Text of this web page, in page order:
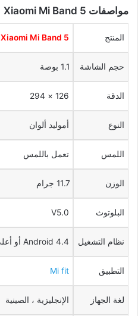
مواصفات Xiaomi Mi Band 5
المنتج Xiaomi Mi Band 5
حجم الشاشة 1.1 بوصة
الدقة 126 × 294
النوع أموليد ألوان
اللمس تعمل باللمس
الوزن 11.7 جرام
البلوتوث V5.0
نظام التشغيل Android 4.4 أو أعلى ، iOS 9.0 أو أعلى
التطبيق Mi fit
لغة الجهاز الإنجليزية ، الصينية